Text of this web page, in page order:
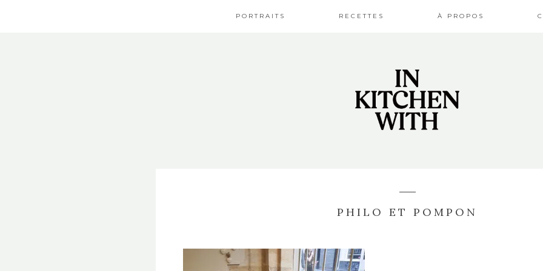
PORTRAITS RECETTES À PROPOS
PHILO ET POMPON